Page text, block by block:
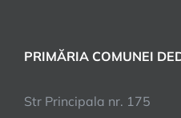
PRIMĂRIA COMUNEI
Str Principala nr. 175